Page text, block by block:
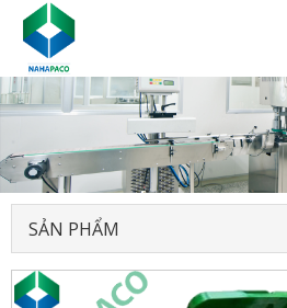
SẢN PHẨM